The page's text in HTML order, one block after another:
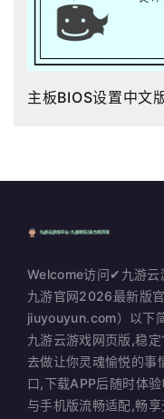
主板BIOS设置中文
Welcome访问✔九游云
九游官网2026最新版
jiuyouyun.com）以下
九游云游戏网页版,稳
去做让你灵魂愉悦的事
口,下载APP后随时体
与手机版流畅适配,畅享